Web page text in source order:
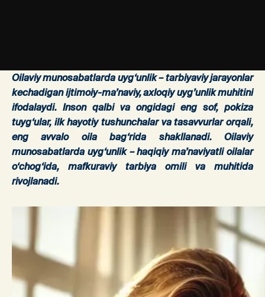
Oilaviy munosabatlarda uyg‘unlik– tarbiyaviy jarayonlar
kechadigan ijtimoiy-ma’naviy, axloqiy uyg’unlik muhitini
ifodalaydi. Inson qalbi va ongidagi eng sof, pokiza
tuyg‘ular, ilk hayotiy tushunchalar va tasavvurlar orqali,
eng avvalo oila bag‘rida shakllanadi. Oilaviy
munosabatlarda uyg‘unlik – haqiqiy ma’naviyatli oilalar
o‘chog‘ida, mafkuraviy tarbiya omili va muhitida
rivojlanadi.